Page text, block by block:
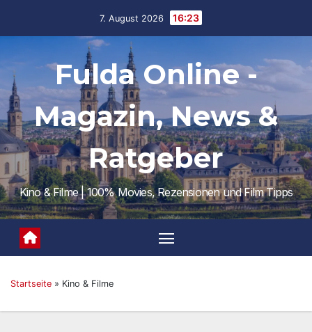
7. August 2026 16:23
Fulda Online -
Magazin, News &
Ratgeber
Kino & Filme | 100% Movies, Rezensionen und Film Tipps
Startseite » Kino & Filme